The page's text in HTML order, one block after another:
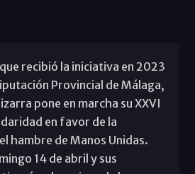
recibió la iniciativa en 2023
Provincial de Málaga,
pone en marcha su XXVI
en favor de la
hambre de Manos Unidas.
14 de abril y sus